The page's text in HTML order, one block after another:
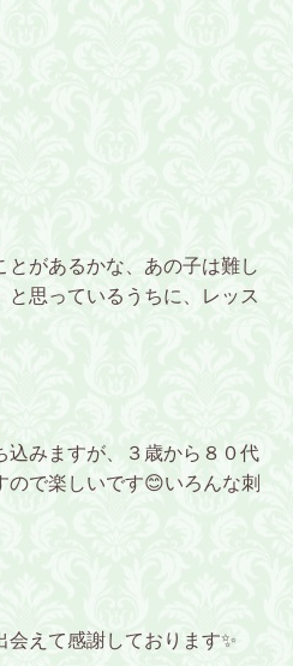
とがあるかな、あの子は難し
思っているうちに、レッス
込みますが、３歳から８０代
で楽しいです😊いろんな刺
えて感謝しております✨